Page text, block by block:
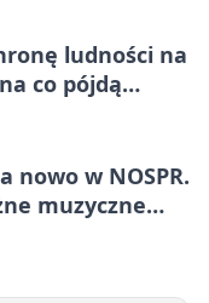
ludności na
co pójdą
nowo w NOSPR.
muzyczne